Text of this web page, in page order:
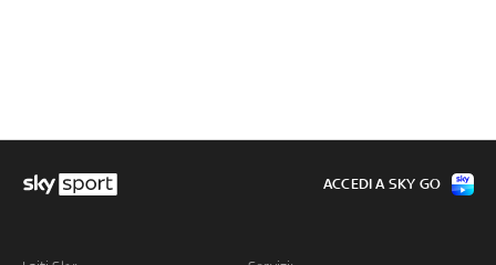
ACCEDI A SKY GO